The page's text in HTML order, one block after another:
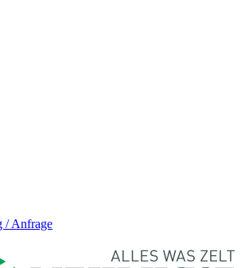
/ Anfrage